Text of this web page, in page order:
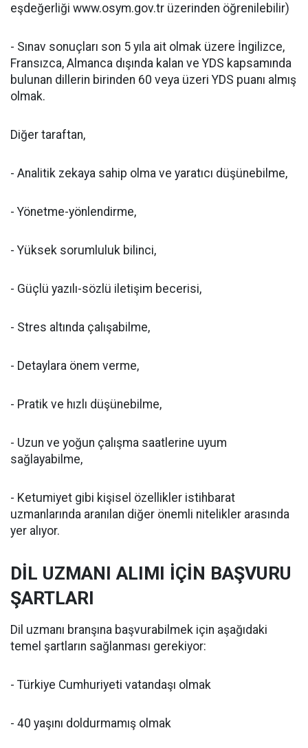
eşdeğerliği www.osym.gov.tr üzerinden öğrenilebilir)
- Sınav sonuçları son 5 yıla ait olmak üzere İngilizce,
Fransızca, Almanca dışında kalan ve YDS kapsamında
bulunan dillerin birinden 60 veya üzeri YDS puanı almış
olmak.
Diğer taraftan,
- Analitik zekaya sahip olma ve yaratıcı düşünebilme,
- Yönetme-yönlendirme,
- Yüksek sorumluluk bilinci,
- Güçlü yazılı-sözlü iletişim becerisi,
- Stres altında çalışabilme,
- Detaylara önem verme,
- Pratik ve hızlı düşünebilme,
- Uzun ve yoğun çalışma saatlerine uyum
sağlayabilme,
- Ketumiyet gibi kişisel özellikler istihbarat
uzmanlarında aranılan diğer önemli nitelikler arasında
yer alıyor.
DİL UZMANI ALIMI İÇİN BAŞVURU
ŞARTLARI
Dil uzmanı branşına başvurabilmek için aşağıdaki
temel şartların sağlanması gerekiyor:
- Türkiye Cumhuriyeti vatandaşı olmak
- 40 yaşını doldurmamış olmak